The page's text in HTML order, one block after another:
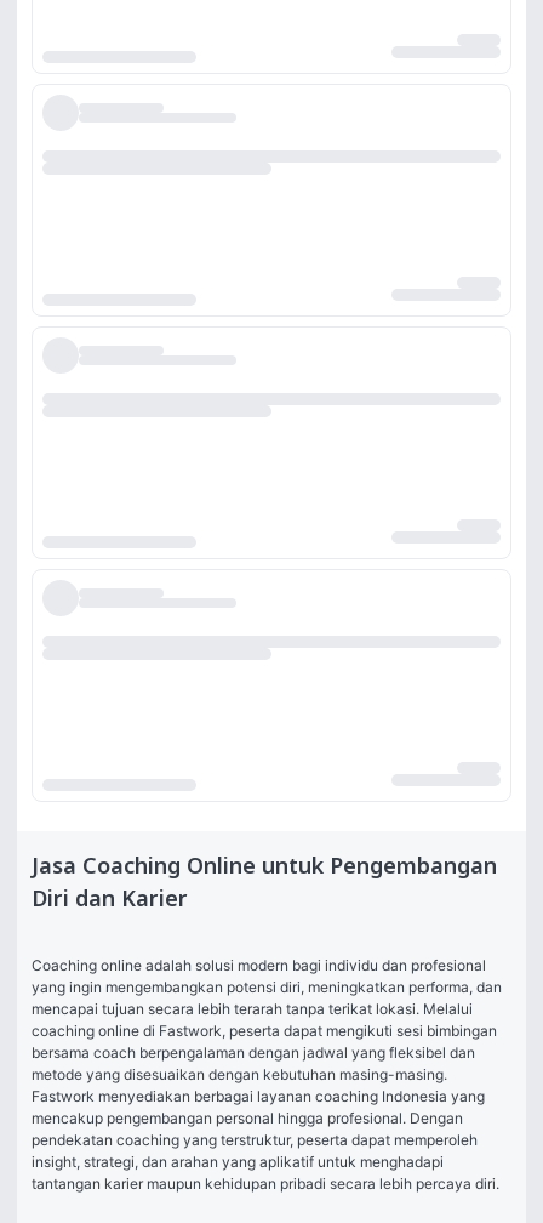
Jasa Coaching Online untuk Pengembangan
Diri dan Karier
Coaching online adalah solusi modern bagi individu dan profesional
yang ingin mengembangkan potensi diri, meningkatkan performa, dan
mencapai tujuan secara lebih terarah tanpa terikat lokasi. Melalui
coaching online di Fastwork, peserta dapat mengikuti sesi bimbingan
bersama coach berpengalaman dengan jadwal yang fleksibel dan
metode yang disesuaikan dengan kebutuhan masing-masing.
Fastwork menyediakan berbagai layanan coaching Indonesia yang
mencakup pengembangan personal hingga profesional. Dengan
pendekatan coaching yang terstruktur, peserta dapat memperoleh
insight, strategi, dan arahan yang aplikatif untuk menghadapi
tantangan karier maupun kehidupan pribadi secara lebih percaya diri.